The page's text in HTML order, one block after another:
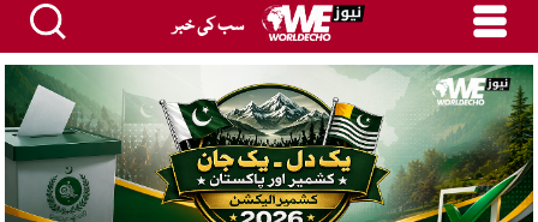
سب کی خبر